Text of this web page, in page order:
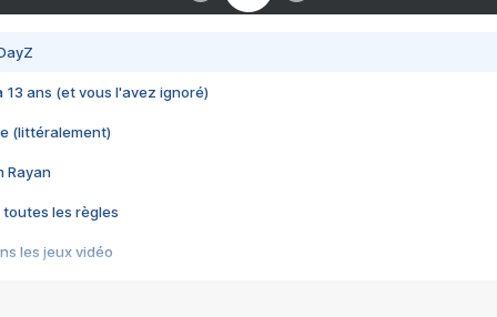
13 ans (et vous l'avez ignoré)
(littéralement)
Rayan
toutes les règles
les jeux vidéo